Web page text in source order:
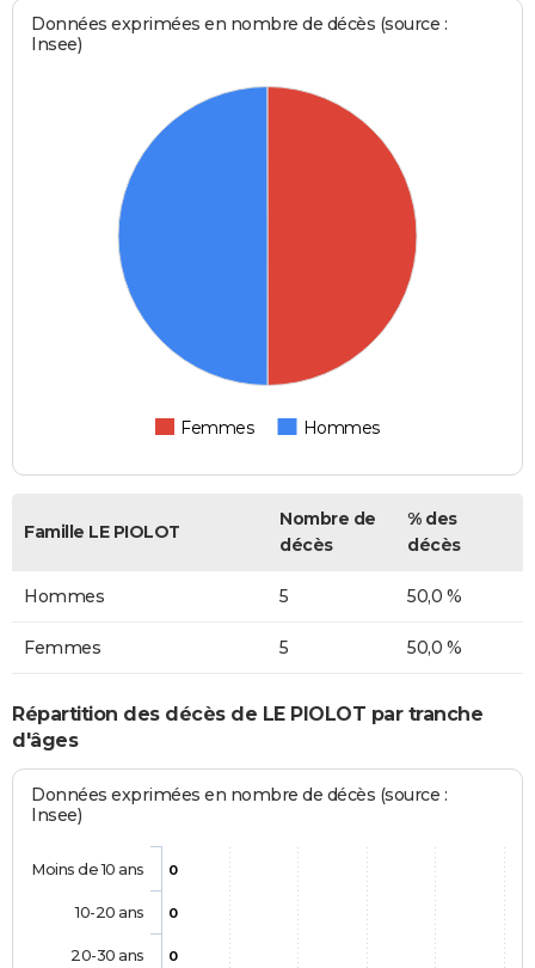
Données exprimées en nombre de décès (source :
Insee)
Femmes Hommes
Famille LE PIOLOT
Nombre de
décès
% des
décès
Hommes 5 50,0 %
Femmes 5 50,0 %
Répartition des décès de LE PIOLOT par tranche
d'âges
Données exprimées en nombre de décès (source :
Insee)
0
0
0
Moins de 10 ans
10-20 ans
20-30 ans